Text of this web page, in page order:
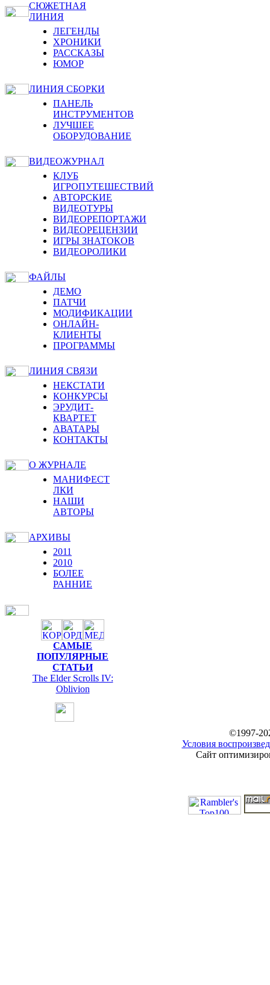
СЮЖЕТНАЯ
ЛИНИЯ
ЛЕГЕНДЫ
ХРОНИКИ
РАССКАЗЫ
ЮМОР
ЛИНИЯ СБОРКИ
ПАНЕЛЬ
ИНСТРУМЕНТОВ
ЛУЧШЕЕ
ОБОРУДОВАНИЕ
ВИДЕОЖУРНАЛ
КЛУБ
ИГРОПУТЕШЕСТВИЙ
АВТОРСКИЕ
ВИДЕОТУРЫ
ВИДЕОРЕПОРТАЖИ
ВИДЕОРЕЦЕНЗИИ
ИГРЫ ЗНАТОКОВ
ВИДЕОРОЛИКИ
ФАЙЛЫ
ДЕМО
ПАТЧИ
МОДИФИКАЦИИ
ОНЛАЙН-
КЛИЕНТЫ
ПРОГРАММЫ
ЛИНИЯ СВЯЗИ
НЕКСТАТИ
КОНКУРСЫ
ЭРУДИТ-
КВАРТЕТ
АВАТАРЫ
КОНТАКТЫ
О ЖУРНАЛЕ
МАНИФЕСТ
ЛКИ
НАШИ
АВТОРЫ
АРХИВЫ
2011
2010
БОЛЕЕ
РАННИЕ
САМЫЕ
ПОПУЛЯРНЫЕ
СТАТЬИ
The Elder Scrolls IV:
Oblivion
©1997-
Условия
Сайт